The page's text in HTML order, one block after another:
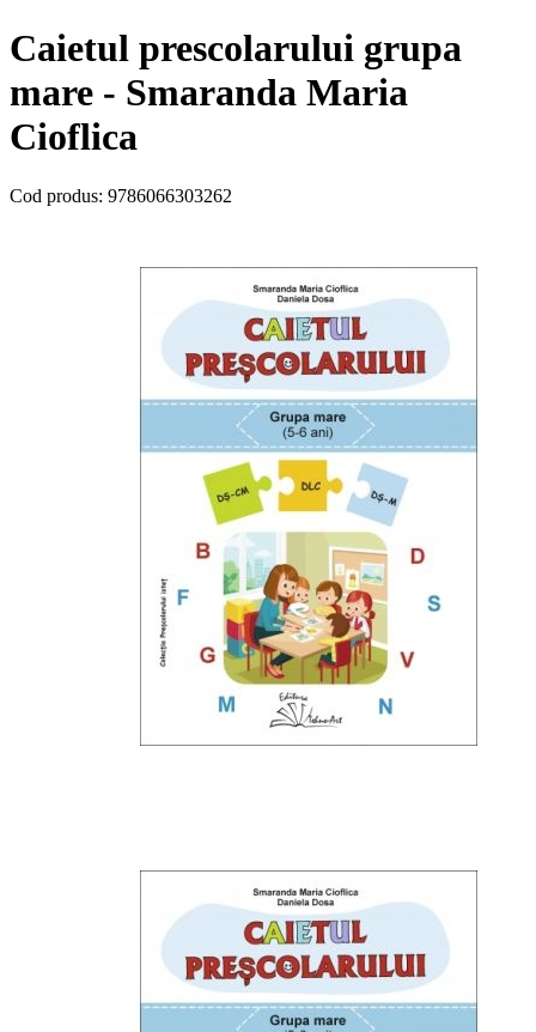
Caietul prescolarului grupa
mare - Smaranda Maria
Cioflica
Cod produs: 9786066303262